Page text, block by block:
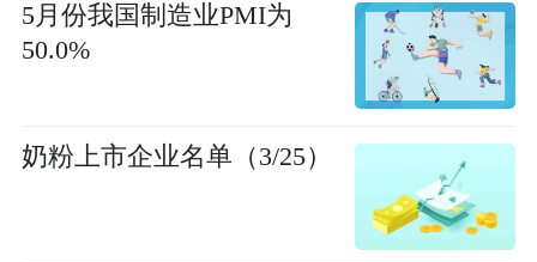
5月份我国制造业PMI为
50.0%
奶粉上市企业名单（3/25）